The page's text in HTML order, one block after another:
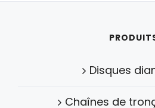
Disques
Chaînes de